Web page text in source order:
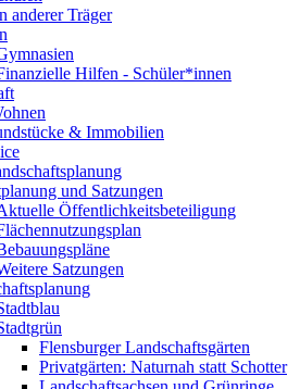
anderer Träger
Hilfen - Schüler*innen
& Immobilien
und Satzungen
Öffentlichkeitsbeteiligung
Satzungen
Flensburger Landschaftsgärten
Privatgärten: Naturnah statt Schotter